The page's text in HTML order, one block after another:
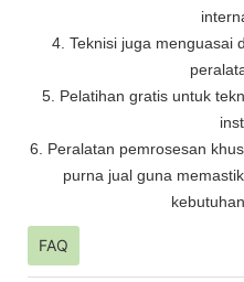
4. Teknisi juga menguasai
5. Pelatihan gratis untuk
6. Peralatan pemrosesan
purna jual guna
FAQ